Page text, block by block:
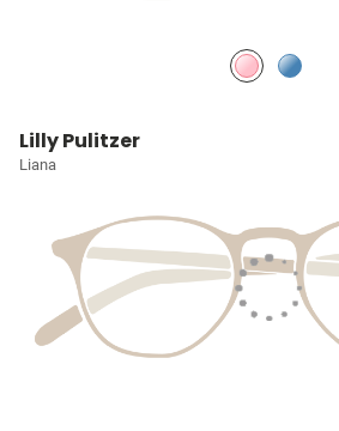
Lilly Pulitzer
Liana